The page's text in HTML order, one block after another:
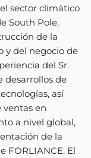
sector climático
South Pole,
de la
y del negocio de
del Sr.
desarrollos de
así
ventas en
a nivel global,
de la
FORLIANCE. El